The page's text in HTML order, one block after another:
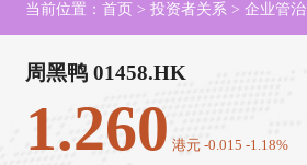
当前位置：首页 >投资者关系 >企业管治
周黑鸭 01458.HK
1.260 港元-0.015 -1.18%